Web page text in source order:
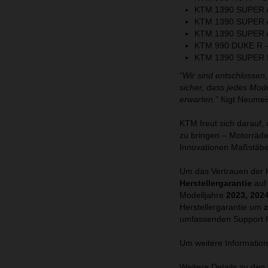
KTM 1390 SUPER
KTM 1390 SUPER
KTM 1390 SUPER
KTM 990 DUKE R
KTM 1390 SUPER
“Wir sind
sicher, dass jedes
erwarten.” fügt
KTM freut sich darauf,
zu bringen –
Innovationen
Um das Vertrauen der
Herstellergarantie
Modelljahre 2023,
Herstellergarantie um
umfassenden Support
Um weitere